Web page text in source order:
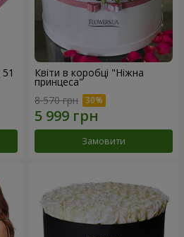
Квіти в коробці "Ніжна
принцеса"
8 570 грн
Замовити